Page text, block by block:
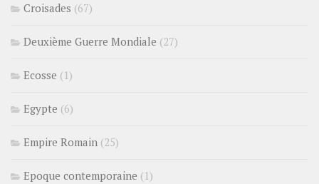
Croisades (67)
Deuxième Guerre Mondiale (27)
Ecosse (1)
Egypte (6)
Empire Romain (25)
Epoque contemporaine (1)